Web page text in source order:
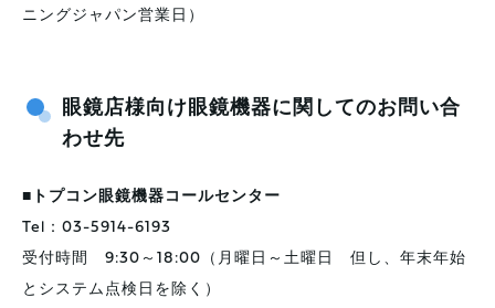
ニングジャパン営業日）
眼鏡店様向け眼鏡機器に関してのお問い合
わせ先
■ トプコン眼鏡機器コールセンター
Tel：03-5914-6193
受付時間 9:30～18:00（月曜日～土曜日 但し、年末年始
とシステム点検日を除く）